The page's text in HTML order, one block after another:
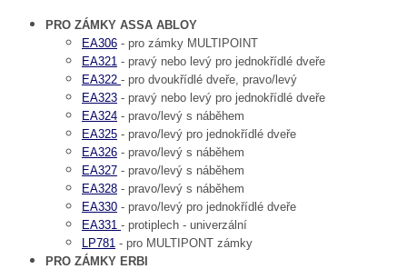
PRO ZÁMKY ASSA ABLOY
EA306 - pro zámky MULTIPOINT
EA321 - pravý nebo levý pro jednokřídlé dveře
EA322 - pro dvoukřídlé dveře, pravo/levý
EA323 - pravý nebo levý pro jednokřídlé dveře
EA324 - pravo/levý s náběhem
EA325 - pravo/levý pro jednokřídlé dveře
EA326 - pravo/levý s náběhem
EA327 - pravo/levý s náběhem
EA328 - pravo/levý s náběhem
EA330 - pravo/levý pro jednokřídlé dveře
EA331 - protiplech - univerzální
LP781 - pro MULTIPONT zámky
PRO ZÁMKY ERBI